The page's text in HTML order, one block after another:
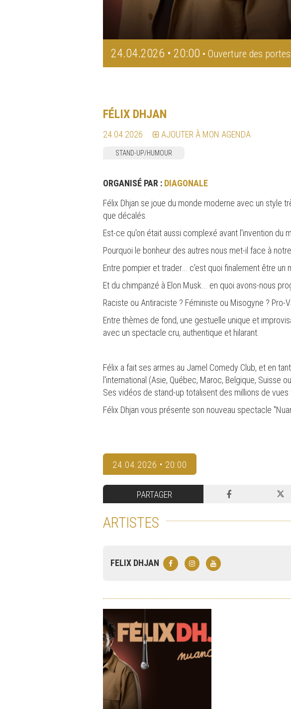
24.04.2026 • 20:00 • Ouverture des
FÉLIX DHJAN
24.04.2026 AJOUTER À MON AGENDA
STAND-UP/HUMOUR
ORGANISÉ PAR : DIAGONALE
Félix Dhjan se joue du monde moderne avec un style
que décalés.
Est-ce qu'on était aussi complexé avant l'invention du
Pourquoi le bonheur des autres nous met-il face à
Entre pompier et trader... c'est quoi finalement être un
Et du chimpanzé à Elon Musk... en quoi avons-nous
Raciste ou Antiraciste ? Féministe ou Misogyne ?
Entre thèmes de fond, une gestuelle unique et
avec un spectacle cru, authentique et hilarant.
Félix a fait ses armes au Jamel Comedy Club, et en
l'international (Asie, Québec, Maroc, Belgique, Suisse
Ses vidéos de stand-up totalisent des millions de
Félix Dhjan vous présente son nouveau spectacle
24.04.2026 • 20:00
PARTAGER
ARTISTES
FELIX DHJAN